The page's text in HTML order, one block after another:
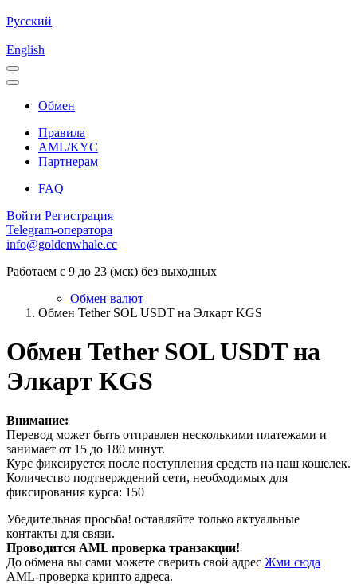
Русский
English
Обмен
Правила
AML/KYC
Партнерам
FAQ
Войти Регистрация
Telegram-оператора
info@goldenwhale.cc
Работаем с 9 до 23 (мск) без выходных
Обмен валют
Обмен Tether SOL USDT на Элкарт KGS
Обмен Tether SOL USDT на
Элкарт KGS
Внимание:
Перевод может быть отправлен несколькими платежами и
занимает от 15 до 180 минут.
Курс фиксируется после поступления средств на наш кошелек.
Количество подтверждений сети, необходимых для
фиксирования курса: 150
Убедительная просьба! оставляйте только актуальные
контакты для связи.
Проводится AML проверка транзакции!
До обмена вы сами можете сверить свой адрес Жми сюда
AML-проверка крипто адреса.